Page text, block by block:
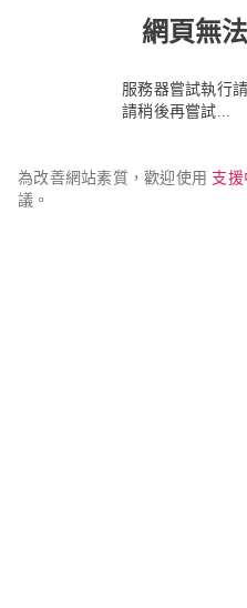
網頁無
服務器嘗試執行
請稍後再嘗試...
為改善網站素質，歡迎使用 支援
議。